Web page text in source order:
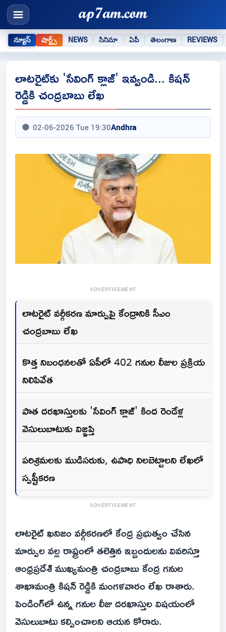
న్యూస్ షార్ట్స్ NEWS సినిమా ఏపీ తెలంగాణ REVIEWS
లాటరైట్‌కు 'సేవింగ్ క్లాజ్' ఇవ్వండి... కిషన్
రెడ్డికి చంద్రబాబు లేఖ
02-06-2026 Tue 19:30Andhra
ADVERTISEMENT
లాటరైట్ వర్గీకరణ మార్పుపై కేంద్రానికి సీఎం
చంద్రబాబు లేఖ
కొత్త నిబంధనలతో ఏపీలో 402 గనుల లీజుల ప్రక్రియ
నిలిపివేత
పాత దరఖాస్తులకు 'సేవింగ్ క్లాజ్' కింద రెండేళ్ల
వెసులుబాటుకు విజ్ఞప్తి
పరిశ్రమలకు ముడిసరుకు, ఉపాధి నిలబెట్టాలని లేఖలో
స్పష్టీకరణ
ADVERTISEMENT
లాటరైట్ ఖనిజం వర్గీకరణలో కేంద్ర ప్రభుత్వం చేసిన
మార్పుల వల్ల రాష్ట్రంలో తలెత్తిన ఇబ్బందులను వివరిస్తూ
ఆంధ్రప్రదేశ్ ముఖ్యమంత్రి చంద్రబాబు కేంద్ర గనుల
శాఖామంత్రి కిషన్ రెడ్డికి మంగళవారం లేఖ రాశారు.
పెండింగ్‌లో ఉన్న గనుల లీజు దరఖాస్తుల విషయంలో
వెసులుబాటు కల్పించాలని ఆయన కోరారు.